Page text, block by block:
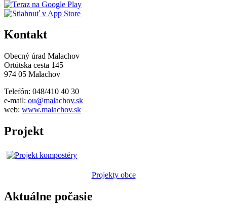
Kontakt
Obecný úrad Malachov
Ortútska cesta 145
974 05 Malachov
Telefón: 048/410 40 30
e-mail: ou@malachov.sk
web: www.malachov.sk
Projekt
Projekty obce
Aktuálne počasie